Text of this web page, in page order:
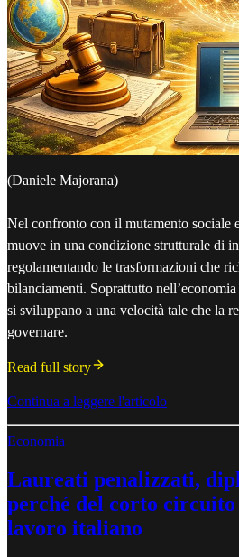
(Daniele Majorana)
Nel confronto con il mutamento sociale
muove in una condizione strutturale di
regolamentando le trasformazioni che
bilanciamenti. Soprattutto
si sviluppano a una velocità tale che la
governare.
Read full story
Continua a leggere l'articolo
Economia
Laureati penalizzati,
perché del corto
lavoro italiano